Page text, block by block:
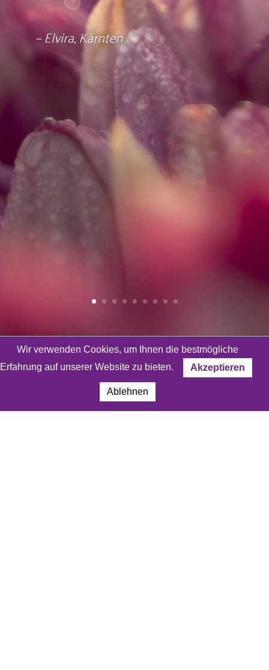
– Elvira, Kärnten
Bleiben wir in Kontakt!
Interessierst du dich für Meditation und
Wir verwenden Cookies, um Ihnen die bestmögliche
Erfahrung auf unserer Website zu bieten.
Akzeptieren
Ablehnen